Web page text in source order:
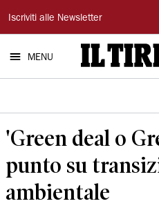
Il
Tirreno
Iscriviti alle Newsletter
MENU
'Green deal o
punto su
ambientale